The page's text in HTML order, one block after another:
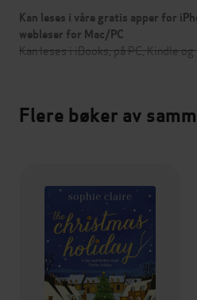
Kan leses i våre gratis apper for
webleser for Mac/PC
Kan leses i iBooks, på PC, Kindle
Flere bøker av